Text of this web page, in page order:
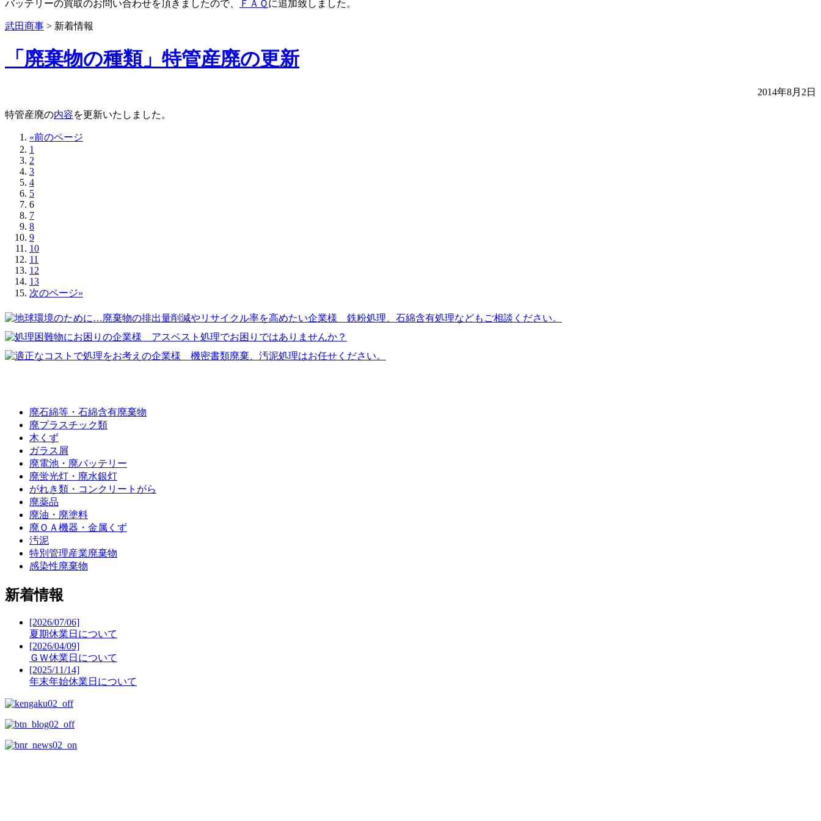
バッテリーの買取のお問い合わせを頂きましたので、 ＦＡＱに追加致しました。
武田商事 > 新着情報
「廃棄物の種類」特管産廃の更新
2014年8月2日
特管産廃の内容を更新いたしました。
«前のページ
1
2
3
4
5
6
7
8
9
10
11
12
13
次のページ»
廃石綿等・石綿含有廃棄物
廃プラスチック類
木くず
ガラス屑
廃電池・廃バッテリー
廃蛍光灯・廃水銀灯
がれき類・コンクリートがら
廃薬品
廃油・廃塗料
廃ＯＡ機器・金属くず
汚泥
特別管理産業廃棄物
感染性廃棄物
新着情報
[2026/07/06]
夏期休業日について
[2026/04/09]
ＧＷ休業日について
[2025/11/14]
年末年始休業日について